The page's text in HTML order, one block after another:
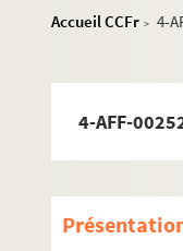
Accueil CCFr > 4-
4-AFF-
La Villette
Parc